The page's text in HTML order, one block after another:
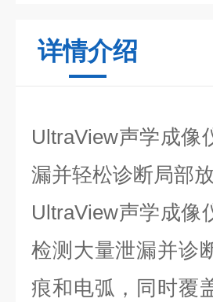
详情介绍
UltraView声学成
漏并轻松诊断局部
UltraView声学成
检测大量泄漏并诊
痕和电弧，同时覆